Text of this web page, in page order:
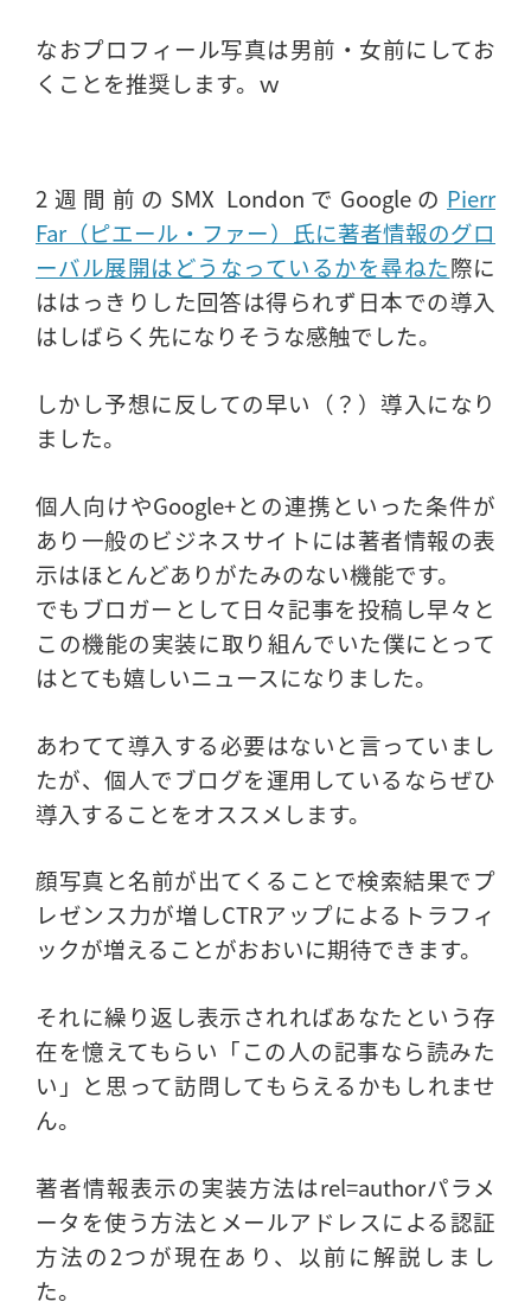
なおプロフィール写真は男前・女前にしてお
くことを推奨します。ｗ
2週間前のSMX LondonでGoogleの Pierr
Far（ピエール・ファー）氏に著者情報のグロ
ーバル展開はどうなっているかを尋ねた際に
ははっきりした回答は得られず日本での導入
はしばらく先になりそうな感触でした。
しかし予想に反しての早い（？）導入になり
ました。
個人向けやGoogle+との連携といった条件が
あり一般のビジネスサイトには著者情報の表
示はほとんどありがたみのない機能です。
でもブロガーとして日々記事を投稿し早々と
この機能の実装に取り組んでいた僕にとって
はとても嬉しいニュースになりました。
あわてて導入する必要はないと言っていまし
たが、個人でブログを運用しているならぜひ
導入することをオススメします。
顔写真と名前が出てくることで検索結果でプ
レゼンス力が増しCTRアップによるトラフィ
ックが増えることがおおいに期待できます。
それに繰り返し表示されればあなたという存
在を憶えてもらい「この人の記事なら読みた
い」と思って訪問してもらえるかもしれませ
ん。
著者情報表示の実装方法はrel=authorパラメ
ータを使う方法とメールアドレスによる認証
方法の2つが現在あり、以前に解説しまし
た。